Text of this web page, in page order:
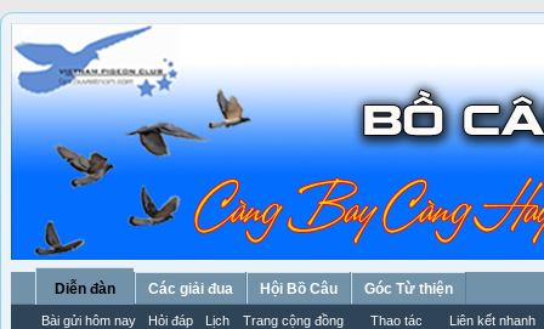
Diễn đàn
Bài gửi hôm nay Hỏi đáp Lịch Trang cộng đồng Thao tác Liên kết nhanh
Các giải đua Hội Bồ Câu Góc Từ thiện